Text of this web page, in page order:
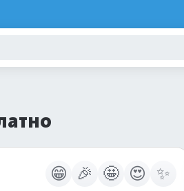
😁 🎉 🤩 😍 ✨